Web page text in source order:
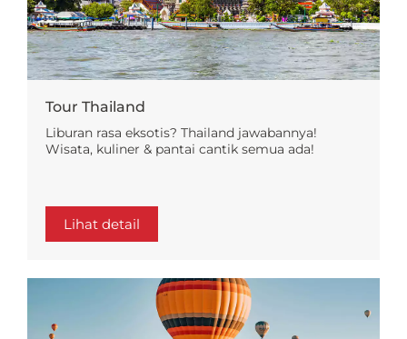
Tour Thailand
Liburan rasa eksotis? Thailand jawabannya!
Wisata, kuliner & pantai cantik semua ada!
Lihat detail